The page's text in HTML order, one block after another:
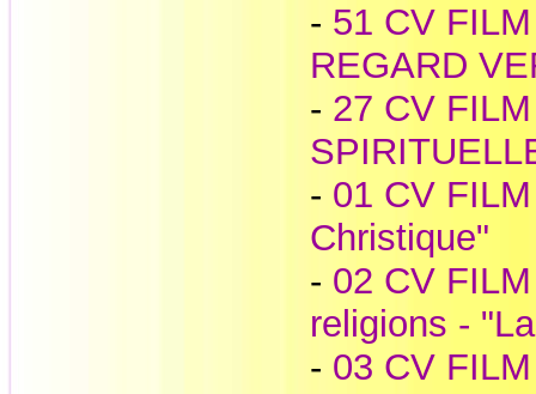
- 51 CV
REGARD
- 27 CV
- 01 CV
Christique"
- 02 CV
religions -
- 03 CV